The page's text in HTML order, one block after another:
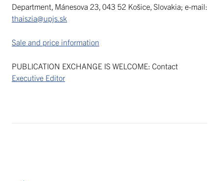
Department, Mánesova 23, 043 52 Košice, Slovakia; e-mail:
thaiszia@upjs.sk
Sale and price information
PUBLICATION EXCHANGE IS WELCOME: Contact
Executive Editor